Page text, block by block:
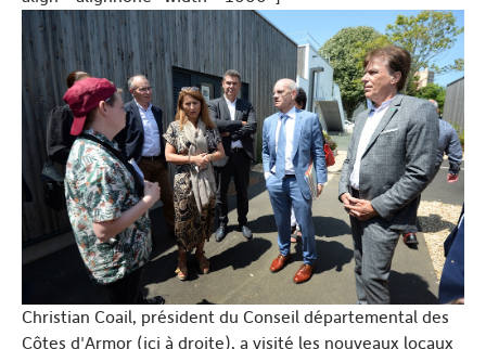
Christian Coail, président du Conseil départemental des
Côtes d'Armor (ici à droite), a visité les nouveaux locaux